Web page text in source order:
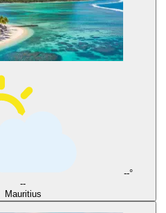
--°
--
Mauritius